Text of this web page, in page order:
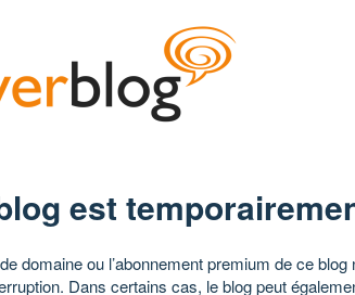
est
domaine ou l’abonnement premium de ce
Dans certains cas, le blog peut